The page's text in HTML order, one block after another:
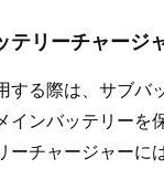
テリーチャージ
する際は、サブバ
インバッテリーを
ーチャージャーに